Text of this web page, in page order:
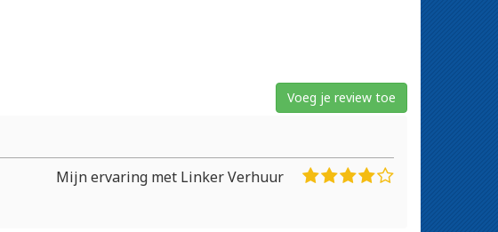
Voeg je review toe
Mijn ervaring met Linker Verhuur